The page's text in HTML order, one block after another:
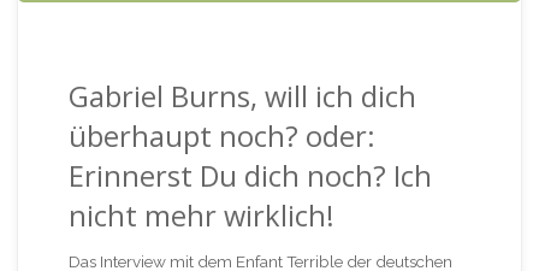
Art"
Gabriel Burns, will ich dich
überhaupt noch? oder:
Erinnerst Du dich noch? Ich
nicht mehr wirklich!
Das Interview mit dem Enfant Terrible der deutschen